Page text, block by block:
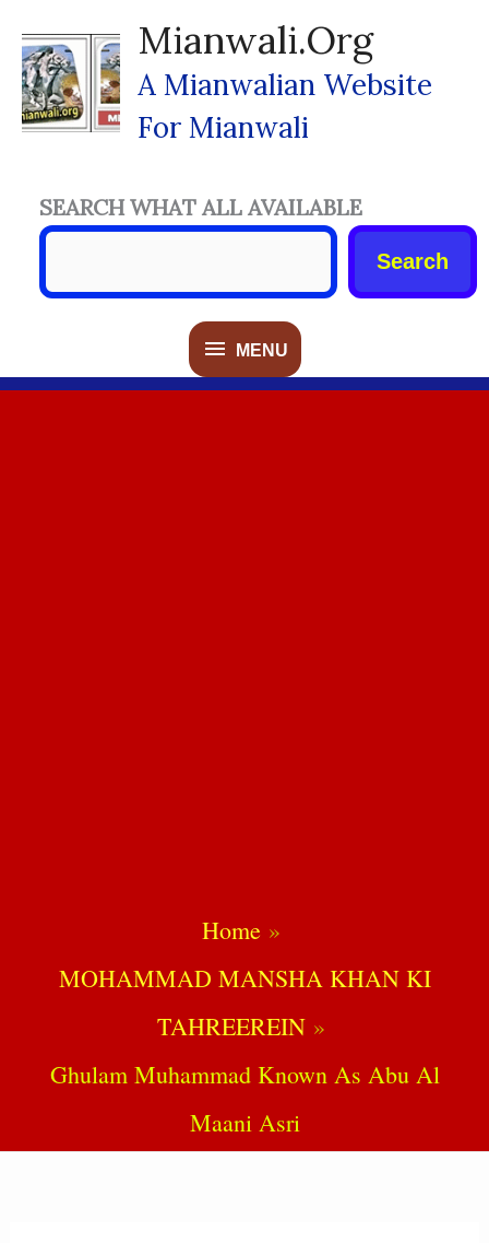
Content
Mianwali.org
A Mianwalian Website
For Mianwali
MENU
MENU
SEARCH WHAT ALL AVAILABLE
Search
Home
MOHAMMAD MANSHA KHAN KI
TAHREEREIN
Ghulam Muhammad Known As Abu Al
Maani Asri